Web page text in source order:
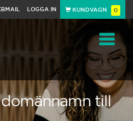
LOGGA IN KUNDVAGN 0
Toggle
till